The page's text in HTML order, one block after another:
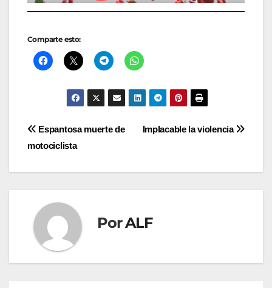
Comparte esto:
Navegación
Implacable la violencia
Espantosa muerte de
motociclista
PorALF